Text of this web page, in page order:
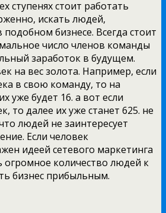
ступенях стоит работать
искать людей,
бизнесе. Всегда стоит
число членов команды
заработок в будущем.
на вес золота. Например, если
в свою команду, то на
уже будет 16. а вот если
то далее их уже станет 625. не
людей не заинтересует
Если человек
идеей сетевого маркетинга
количество людей к
бизнес прибыльным.